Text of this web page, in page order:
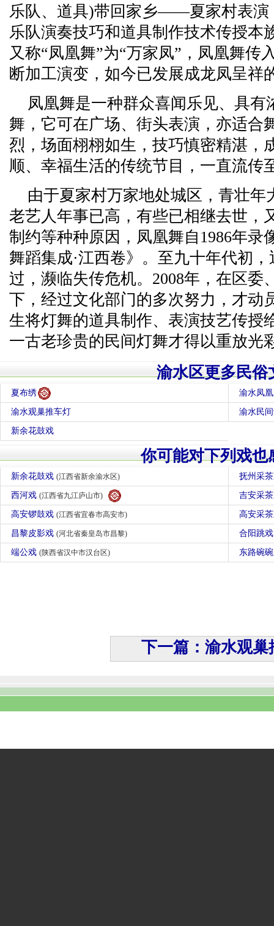
乐队、道具)带回家乡——夏家村表演
乐队演奏技巧和道具制作技术传授本
又称“凤凰舞”为“万家凤”，凤凰舞传
断加工演变，如今已发展成龙凤呈祥
凤凰舞是一种群众喜闻乐见、具有
舞，它可在广场、街头表演，亦适合
烈，场面栩栩如生，技巧慎密精湛，
顺、幸福生活的传统节目，一直流传
由于夏家村万家地处城区，青壮年
老艺人年事已高，有些已相继去世，
制约等种种原因，凤凰舞自1986年录
舞蹈集成·江西卷》。至九十年代初
过，濒临失传危机。2008年，在区委
下，经过文化部门的多次努力，才动
生将灯舞的道具制作、表演技艺传授
一古老珍贵的民间灯舞才得以重放光
渝水区更多民俗
夏布绣 渝水凤
渝水观巢推车灯 渝水民
新余花鼓戏
你可能对下列戏也
新余花鼓戏 (江西省新余渝水区) 抚州采
西河戏 (江西省九江庐山市) 吉安采
高安锣鼓戏 (江西省宜春市高安市) 高安采
昌黎皮影戏 (河北省秦皇岛市昌黎) 合阳跳
端公戏 (陕西省汉中市汉台区) 东路碗
下一篇：渝水观巢